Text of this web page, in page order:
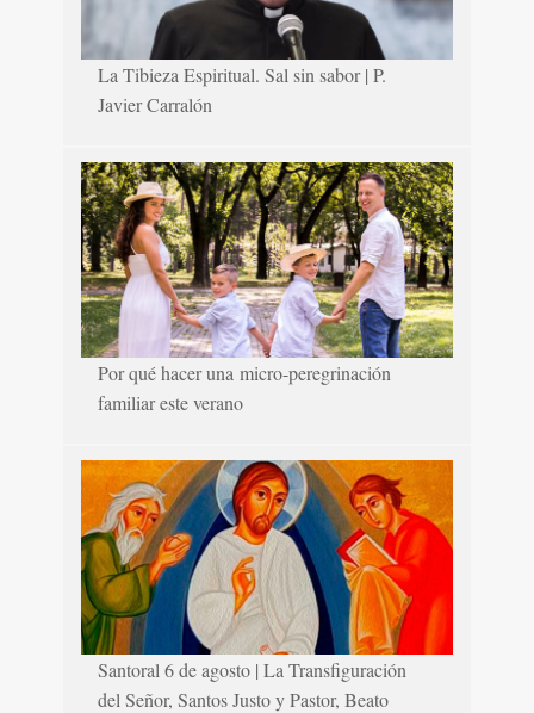
La Tibieza Espiritual. Sal sin sabor | P.
Javier Carralón
Por qué hacer una micro-peregrinación
familiar este verano
Santoral 6 de agosto | La Transfiguración
del Señor, Santos Justo y Pastor, Beato